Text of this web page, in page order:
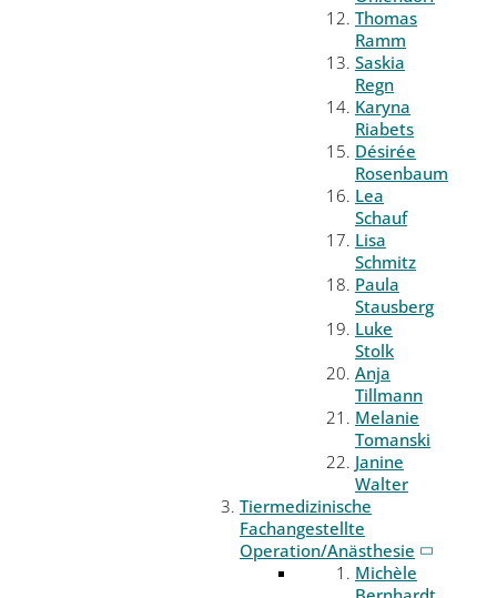
Thomas
Ramm
Saskia
Regn
Karyna
Riabets
Désirée
Rosenbaum
Lea
Schauf
Lisa
Schmitz
Paula
Stausberg
Luke
Stolk
Anja
Tillmann
Melanie
Tomanski
Janine
Walter
Tiermedizinische
Fachangestellte
Operation/Anästhesie
Michèle